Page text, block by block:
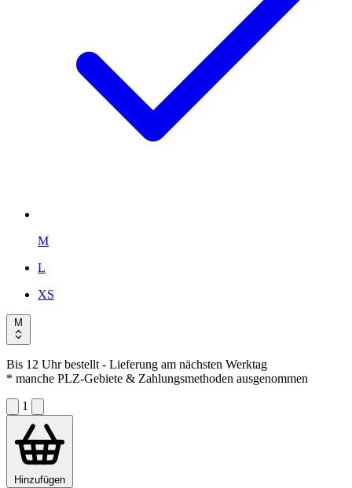
M
L
XS
M
Bis 12 Uhr bestellt- Lieferung am nächsten Werktag
* manche PLZ-Gebiete & Zahlungsmethoden ausgenommen
1
Hinzufügen